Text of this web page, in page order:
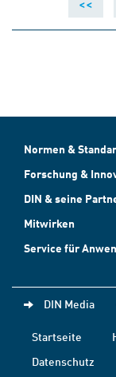
<<
Normen &
Forschung &
DIN & seine
Mitwirken
Service für
DIN Media
Startseite
Datenschutz